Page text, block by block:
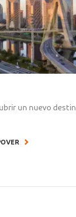
un nuevo